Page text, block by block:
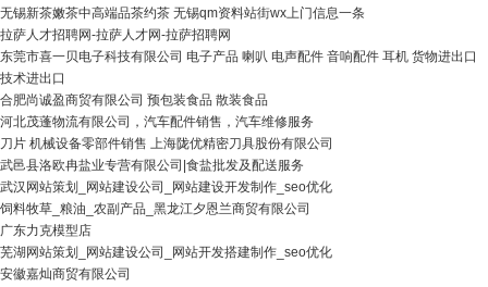
无锡新茶嫩茶中高端品茶约茶 无锡qm资料站街wx上门信息一条
拉萨人才招聘网-拉萨人才网-拉萨招聘网
东莞市喜一贝电子科技有限公司 电子产品 喇叭 电声配件 音响配件 耳机 货物进出口
技术进出口
合肥尚诚盈商贸有限公司 预包装食品 散装食品
河北茂蓬物流有限公司，汽车配件销售，汽车维修服务
刀片 机械设备零部件销售 上海陇优精密刀具股份有限公司
武邑县洛欧冉盐业专营有限公司|食盐批发及配送服务
武汉网站策划_网站建设公司_网站建设开发制作_seo优化
饲料牧草_粮油_农副产品_黑龙江夕恩兰商贸有限公司
广东力克模型店
芜湖网站策划_网站建设公司_网站开发搭建制作_seo优化
安徽嘉灿商贸有限公司